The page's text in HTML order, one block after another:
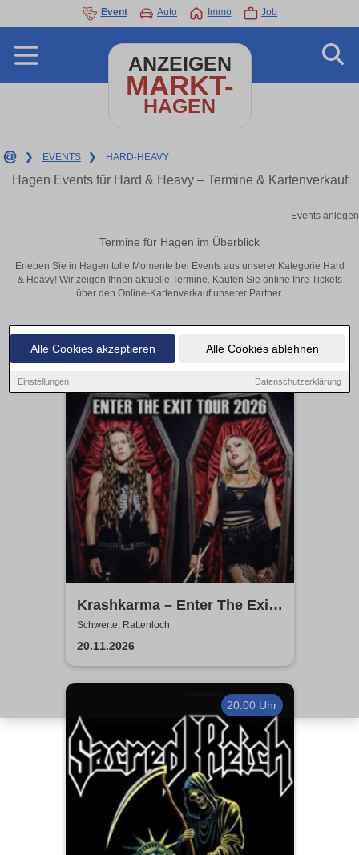
Alle Cookies akzeptieren Alle Cookies ablehnen
Einstellungen Datenschutzerklärung
Event Auto Immo Job
ANZEIGEN
MARKT-
HAGEN
❯ EVENTS ❯ HARD-HEAVY
Hagen Events für Hard & Heavy – Termine & Kartenverkauf
Events anlegen
Termine für Hagen im Überblick
Erleben Sie in Hagen tolle Momente bei Events aus unserer Kategorie Hard
& Heavy! Wir zeigen Ihnen aktuelle Termine. Kaufen Sie online Ihre Tickets
über den Online-Kartenverkauf unserer Partner.
19:00 Uhr
Krashkarma – Enter The Exit
Tour 2026
Schwerte, Rattenloch
20.11.2026
20:00 Uhr